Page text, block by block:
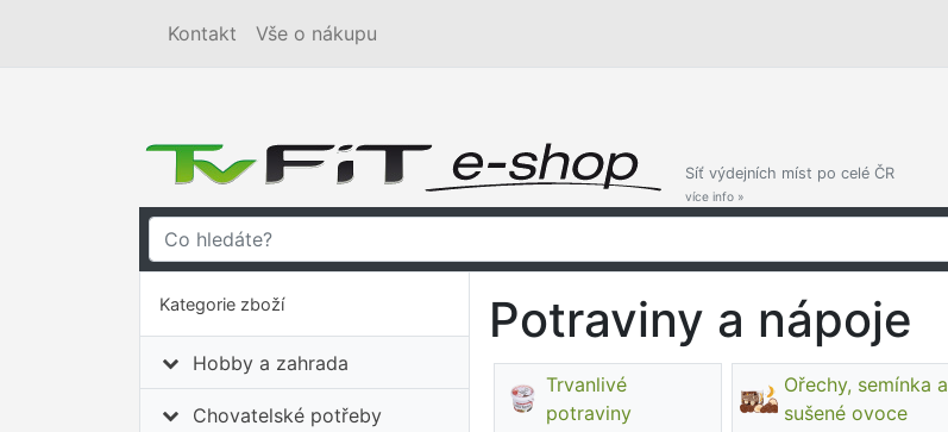
Kontakt Vše o nákupu
Síť výdejních míst po celé ČR
více info »
Kategorie zboží
Hobby a zahrada
Chovatelské potřeby
Potraviny a nápoje
Trvanlivé
potraviny
Ořechy, semínka a
sušené ovoce